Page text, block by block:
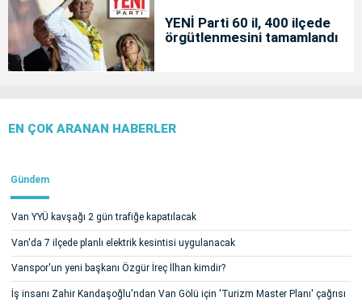
YENİ Parti 60 il, 400 ilçede
örgütlenmesini tamamlandı
EN ÇOK ARANAN HABERLER
Gündem
Van YYÜ kavşağı 2 gün trafiğe kapatılacak
Van'da 7 ilçede planlı elektrik kesintisi uygulanacak
Vanspor'un yeni başkanı Özgür İreç İlhan kimdir?
İş insanı Zahir Kandaşoğlu'ndan Van Gölü için 'Turizm Master Planı' çağrısı